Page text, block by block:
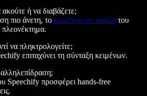
ή να διαβάζετε;
πιο άνετη, το κειμένου σε ομιλία του
πλεονέκτημα.
να πληκτρολογείτε;
επιταχύνει τη σύνταξη κειμένων.
Speechify προσφέρει hands-free